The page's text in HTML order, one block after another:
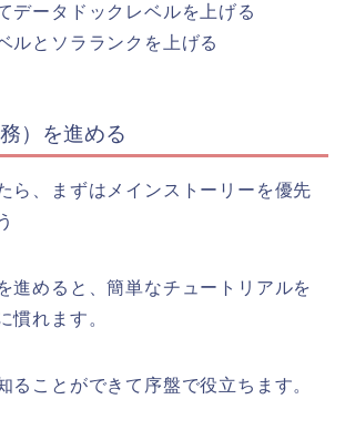
データドックレベルを上げる
ルとソラランクを上げる
）を進める
ら、まずはメインストーリーを優先
進めると、簡単なチュートリアルを
慣れます。
ることができて序盤で役立ちます。